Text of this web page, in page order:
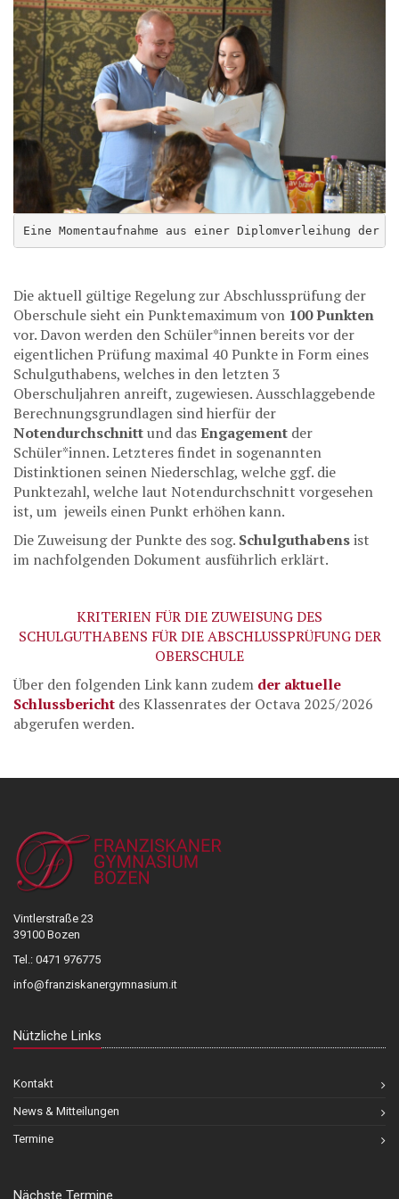
Eine Momentaufnahme aus einer Diplomverleihung der
Die aktuell gültige Regelung zur Abschlussprüfung der
Oberschule sieht ein Punktemaximum von 100 Punkten
vor. Davon werden den Schüler*innen bereits vor der
eigentlichen Prüfung maximal 40 Punkte in Form eines
Schulguthabens, welches in den letzten 3
Oberschuljahren anreift, zugewiesen. Ausschlaggebende
Berechnungsgrundlagen sind hierfür der
Notendurchschnittund dasEngagement der
Schüler*innen. Letzteres findet in sogenannten
Distinktionen seinen Niederschlag, welche ggf. die
Punktezahl, welche laut Notendurchschnitt vorgesehen
ist, um jeweils einen Punkt erhöhen kann.
Die Zuweisung der Punkte des sog. Schulguthabensist
im nachfolgenden Dokument ausführlich erklärt.
KRITERIEN FÜR DIE ZUWEISUNG DES
SCHULGUTHABENS FÜR DIE ABSCHLUSSPRÜFUNG DER
OBERSCHULE
Über den folgenden Link kann zudem der aktuelle
Schlussbericht des Klassenrates der Octava 2025/2026
abgerufen werden.
Vintlerstraße 23
39100 Bozen
Tel.: 0471 976775
info@franziskanergymnasium.it
Nützliche Links
Kontakt
News & Mitteilungen
Termine
Nächste Termine